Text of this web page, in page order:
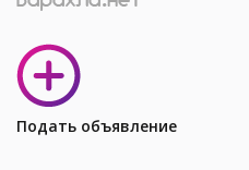
Подать объявление